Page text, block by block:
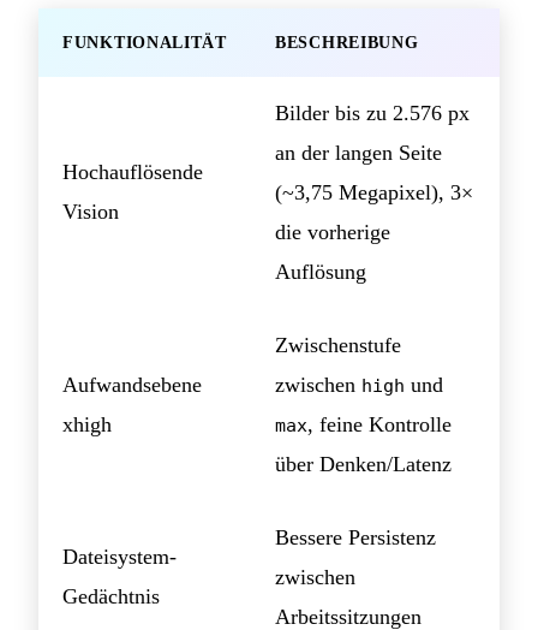
FUNKTIONALITÄT BESCHREIBUNG
Hochauflösende
Vision
Bilder bis zu 2.576 px
an der langen Seite
(~3,75 Megapixel), 3×
die vorherige
Auflösung
Aufwandsebene
xhigh
Zwischenstufe
zwischen high und
max, feine Kontrolle
über Denken/Latenz
Dateisystem-
Gedächtnis
Bessere Persistenz
zwischen
Arbeitssitzungen